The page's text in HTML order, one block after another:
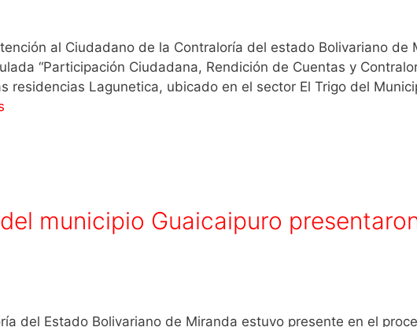
al Ciudadano de la Contraloría del estado Bolivariano de
“Participación Ciudadana, Rendición de Cuentas y
residencias Lagunetica, ubicado en el sector El Trigo del
municipio Guaicaipuro
del Estado Bolivariano de Miranda estuvo presente en el